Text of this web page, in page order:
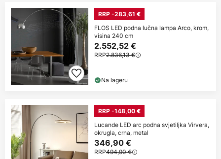
RRP -283,61 €
FLOS LED podna lučna lampa Arco, krom,
visina 240 cm
2.552,52 €
RRP2.836,13 €
Na lageru
RRP -148,00 €
Lucande LED arc podna svjetiljka Virvera,
okrugla, crna, metal
346,90 €
RRP494,90 €